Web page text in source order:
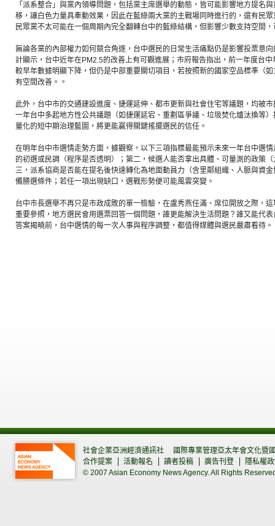
「派系整合」與黨內領導問題，包括黨主席選舉的動態，皆可能影響地方提名
移，讓白色力量具牽動效果，因此在藍綠兩大黨的主戰場同時進行的，還有民
民眾黨不太可能在一個周期內完全翻轉台中的藍綠結構，但影響少數支持空間
無論各黨的內部權力如何競合角逐，台中選民的日常生活痛點仍是影響投票意
計顯示，台中近年在PM2.5的改善上有可觀進展；市府報告指出，前一年度台
較早年數據明顯下降，但仍是中部重要關切項目，若按照新的國家空品標準（
有空間改善。。
此外，台中市的交通建設進度、捷運延伸、都市更新與社會住宅等議題，均被
一年台中多起地方性公共議題（如捷運延宕、重劃區爭議、垃圾焚化爐汰換等
量化的短中期治理藍圖，將更能贏得關鍵搖擺選民的信任。
在明年台中市選情走勢方面，據觀察，以下三項指標最能預示未來一年台中選
的初選或民調（程序是否透明）；第二，候選人能否拿出具體、可量測的政策
三，派系協商是否能在提名後快速轉化為地面動員力（含里鄰組織、人脈與資
備勝選條件；若任一項出現缺口，選戰形勢便可能風雲突變。
台中市長選舉不再只是市政成敗的單一檢驗，在盧秀燕任滿、席位開放之際，
重要參照，地方選民會用選票回答一個問題，誰更能解決生活問題？誰又能代
答案揭曉前，台中選情的每一次人事與程序調整，都值得媒體與選民嚴肅看待。
社會企業亞洲經濟通訊社
國際專業管理亞太年會文化暨
合作提案
活動報名 讀者投稿 廣告刊登
隱私權
© 2007 Asian Economy News Agency. All Rights